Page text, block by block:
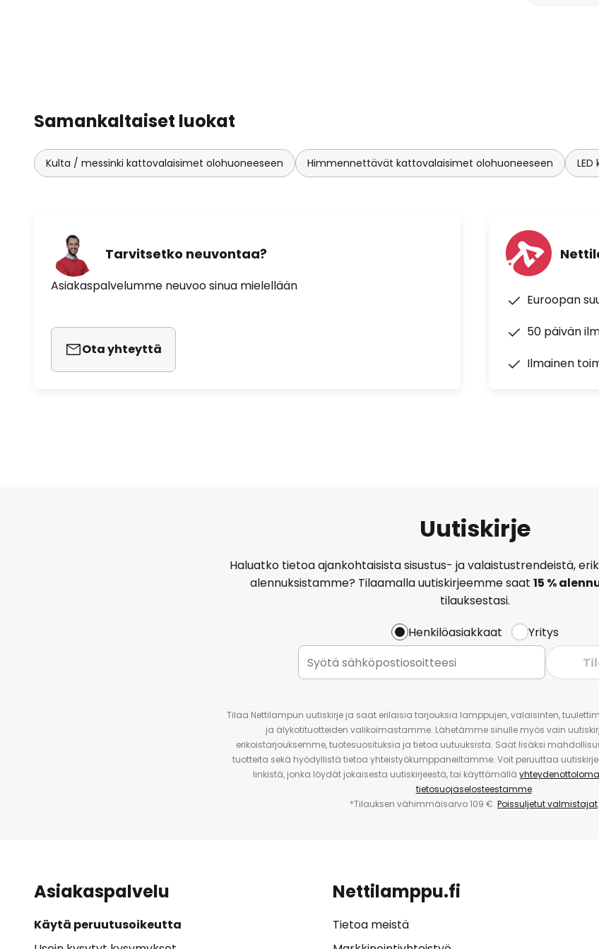
himmentimen (joko etu- tai jälkijännitehimmennin), joka
kytketään valaisimeen, ja Lianin kirkkautta voidaan muuttaa
halutulla tavalla - portaattomasti!
Samankaltaiset luokat
Kulta / messinki kattovalaisimet olohuoneeseen Himmennettävät kattovalaisimet olohuoneeseen
Tarvitsetko neuvontaa?
Asiakaspalvelumme neuvoo sinua mielellään
Ota yhteyttä
Euroopan
50 päivän
Ilmainen
Uutiskirje
Haluatko tietoa ajankohtaisista sisustus- ja valaistustrendeistä,
alennuksistamme? Tilaamalla uutiskirjeemme saat 15 %
tilauksestasi.
Henkilöasiakkaat
Yritys
Tilaa Nettilampun uutiskirje ja saat erilaisia tarjouksia lamppujen, valaisinten,
ja älykotituotteiden valikoimastamme. Lähetämme sinulle myös vain
erikoistarjouksemme, tuotesuosituksia ja tietoa uutuuksista. Saat lisäksi
tuotteita sekä hyödyllistä tietoa yhteistyökumppaneiltamme. Voit peruuttaa
linkistä, jonka löydät jokaisesta uutiskirjeestä, tai käyttämällä
tietosuojaselosteestamme.
*Tilauksen vähimmäisarvo 109 €. Poissuljetut valmistajat.
Asiakaspalvelu
Käytä peruutusoikeutta
Nettilamppu.fi
Tietoa meistä